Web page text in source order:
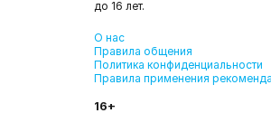
до 16 лет.
О нас
Правила общения
Политика конфиденциальности
Правила применения
16+